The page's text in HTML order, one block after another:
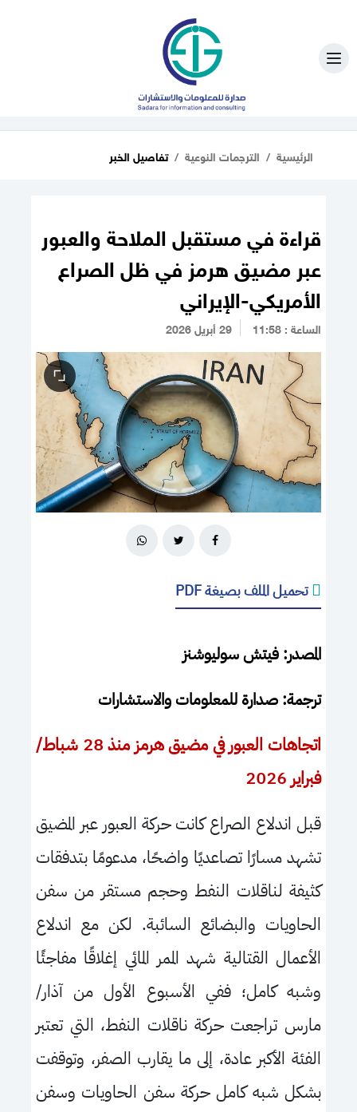
الرئيسية الترجمات النوعية تفاصيل الخبر
قراءة في مستقبل الملاحة والعبور
عبر مضيق هرمز في ظل الصراع
الأمريكي-الإيراني
الساعة : 11:58 29 أبريل 2026
تحميل الملف بصيغة PDF
المصدر: فيتش سوليوشنز
ترجمة: صدارة للمعلومات والاستشارات
اتجاهات العبور في مضيق هرمز منذ28 شباط/
فبراير 2026
قبل اندلاع الصراع كانت حركة العبور عبر المضيق
تشهد مسارًا تصاعديًا واضحًا، مدعومًا بتدفقات
كثيفة لناقلات النفط وحجم مستقر من سفن
الحاويات والبضائع السائبة. لكن مع اندلاع
الأعمال القتالية شهد الممر المائي إغلاقًا مفاجئًا
وشبه كامل؛ ففي الأسبوع الأول من آذار/
مارس تراجعت حركة ناقلات النفط، التي تعتبر
الفئة الأكبر عادة، إلى ما يقارب الصفر، وتوقفت
بشكل شبه كامل حركة سفن الحاويات وسفن